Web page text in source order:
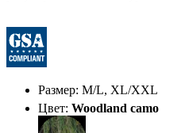
Размер: M/L, XL/XXL
Цвет: Woodland camo